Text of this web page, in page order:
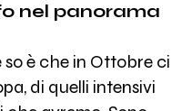
nel panorama
so è che in Ottobre ci
di quelli intensivi